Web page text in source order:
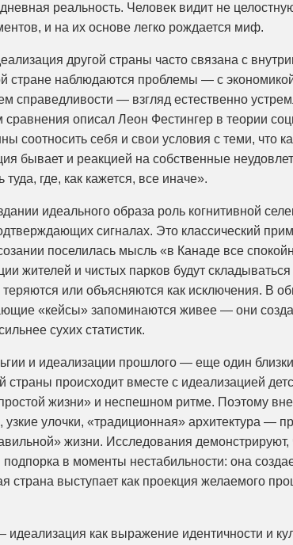
реальность. Человек видит не
и на их основе легко рождается миф.
другой страны часто связана с
стране наблюдаются проблемы — с
справедливости — взгляд естественно
описал Леон Фестингер в теории
соотносить себя и свои условия с теми, что
бывает и реакцией на собственные
где, как кажется, все иначе».
идеального образа роль когнитивной
сигналах. Это классический
поселилась мысль «в Канаде все
жителей и чистых парков будут складываться
или объясняются как исключения. В
«кейсы» запоминаются живее — они
сухих статистик.
и идеализации прошлого — еще один
страны происходит вместе с идеализацией
жизни» и неспешном ритме. Поэтому
улочки, «традиционная» архитектура —
жизни. Исследования демонстрируют,
подпорка в моменты нестабильности: она
страна выступает как проекция желаемого
как выражение идентичности и